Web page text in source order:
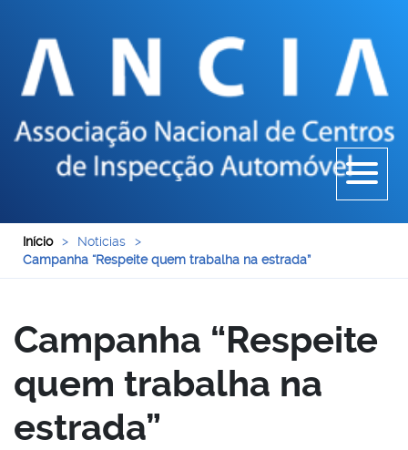
Início > Noticias
>
Campanha “Respeite quem trabalha na estrada”
Campanha “Respeite
quem trabalha na
estrada”